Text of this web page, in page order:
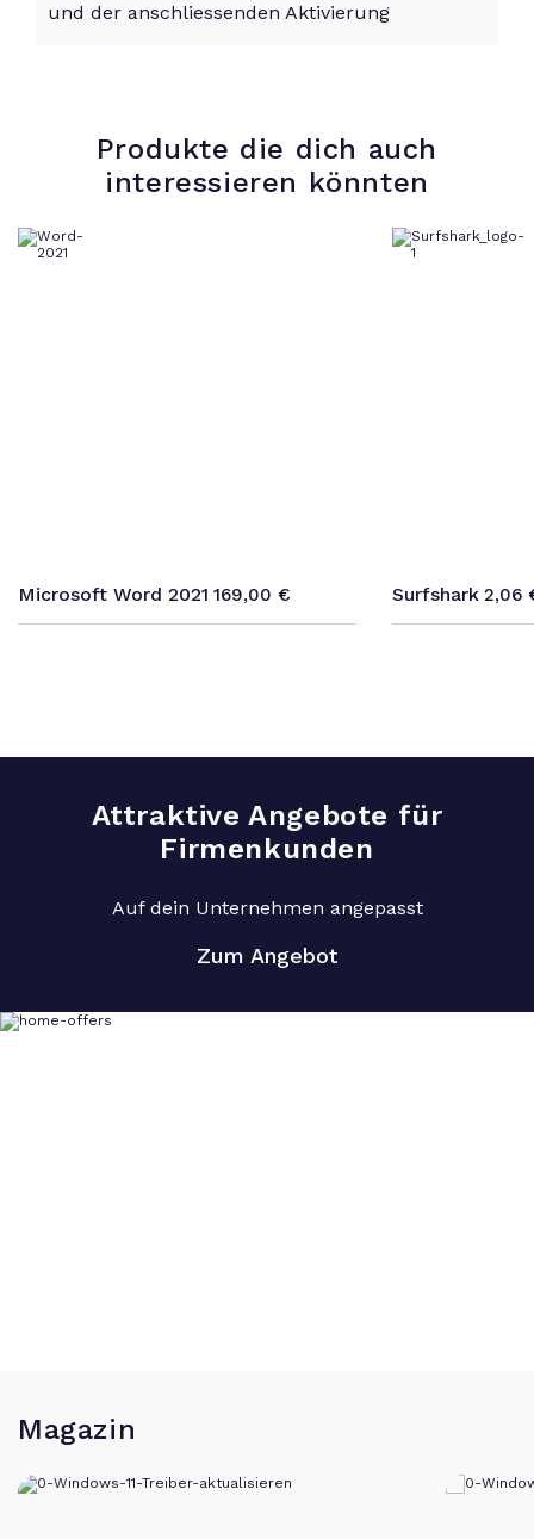
und der anschliessenden Aktivierung
Produkte die dich auch
interessieren könnten
Microsoft Word 2021 169,00 € Surfshark 2,06
Attraktive Angebote für
Firmenkunden
Auf dein Unternehmen angepasst
Zum Angebot
Magazin